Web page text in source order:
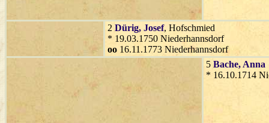
2 Dürig, Josef, Hofschmied
* 19.03.1750 Niederhannsdorf
oo 16.11.1773 Niederhannsdorf
5 Bache, Anna
* 16.10.1714